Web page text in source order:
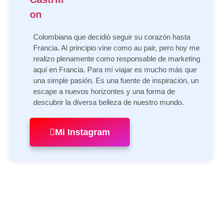
Colombiana que decidió seguir su corazón hasta
Francia. Al principio vine como au pair, pero hoy me
realizo plenamente como responsable de marketing
aquí en Francia. Para mí viajar es mucho más que
una simple pasión. Es una fuente de inspiración, un
escape a nuevos horizontes y una forma de
descubrir la diversa belleza de nuestro mundo.
Mi Instagram